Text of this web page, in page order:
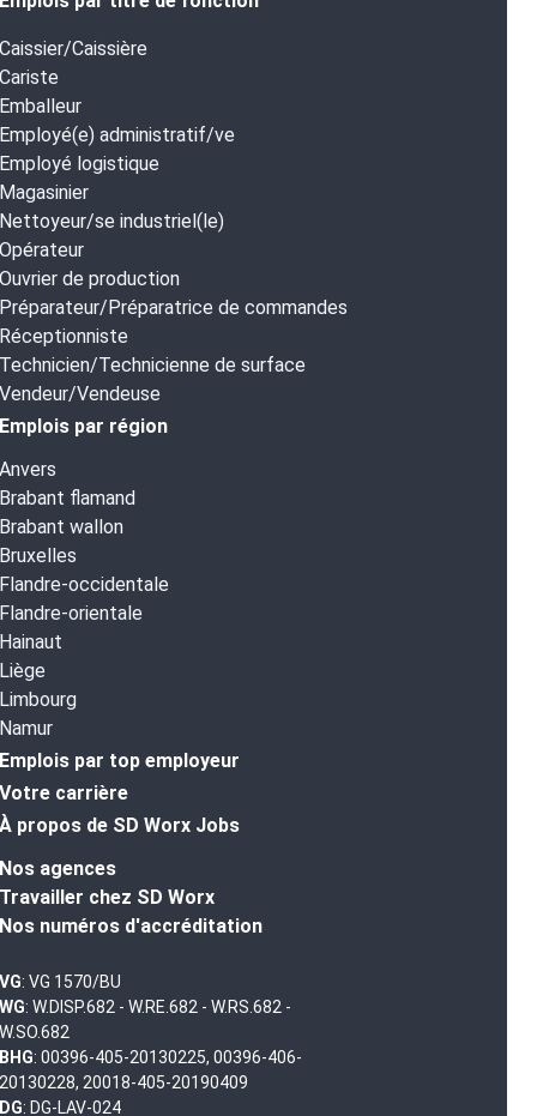
Caissier/Caissière
Cariste
Emballeur
Employé(e) administratif/ve
Employé logistique
Magasinier
Nettoyeur/se industriel(le)
Opérateur
Ouvrier de production
Préparateur/Préparatrice de commandes
Réceptionniste
Technicien/Technicienne de surface
Vendeur/Vendeuse
Emplois par région
Anvers
Brabant flamand
Brabant wallon
Bruxelles
Flandre-occidentale
Flandre-orientale
Hainaut
Liège
Limbourg
Namur
Emplois par top employeur
Votre carrière
À propos de SD Worx Jobs
Nos agences
Travailler chez SD Worx
Nos numéros d'accréditation
VG: VG 1570/BU
WG: W.DISP.682 - W.RE.682 - W.RS.682 -
W.SO.682
BHG: 00396-405-20130225, 00396-406-
20130228, 20018-405-20190409
DG: DG-LAV-024